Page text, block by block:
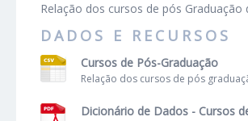
Relação dos cursos de pós Graduação
DADOS E RECURSOS
Cursos de Pós-Graduação
Relação dos cursos de pós
Dicionário de Dados - Cursos